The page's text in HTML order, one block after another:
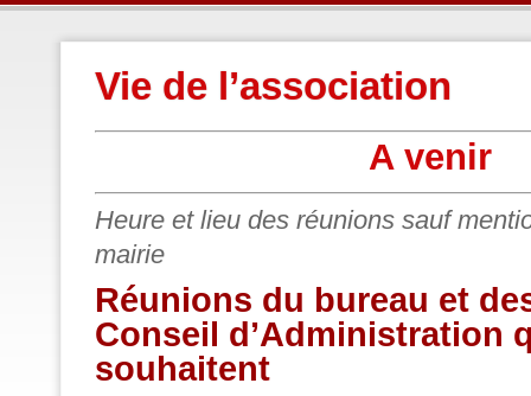
Vie de l’association
A venir
Heure et lieu des réunions sauf
mairie
Réunions du bureau et
Conseil d’Administration
souhaitent